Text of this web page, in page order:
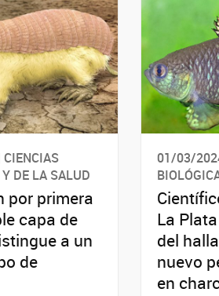
DE LA SALUD
por primera
capa de
a un
de
01/03/
La
del
nuevo
en